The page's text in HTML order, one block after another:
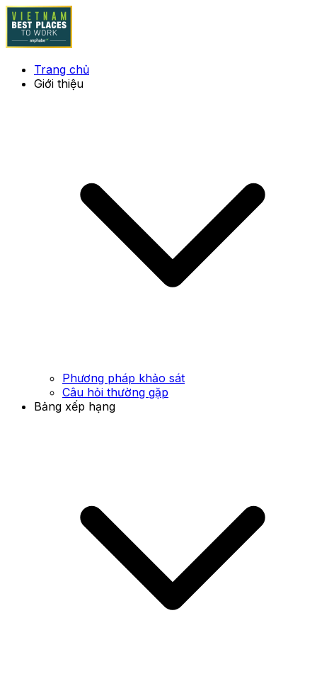
Trang chủ
Giới thiệu
Phương pháp khảo sát
Câu hỏi thường gặp
Bảng xếp hạng